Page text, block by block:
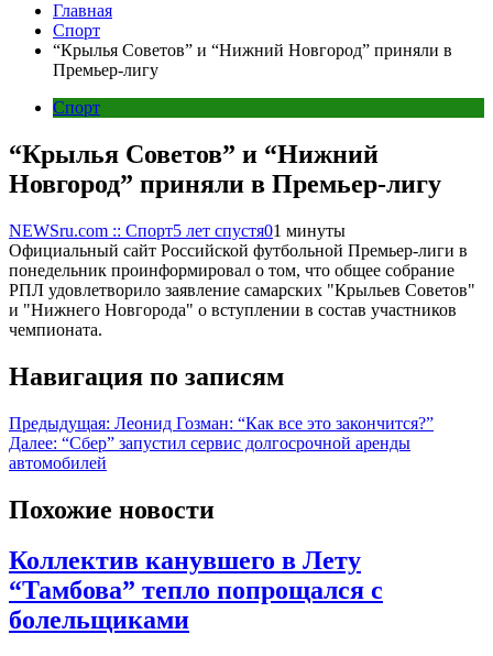
Главная
Спорт
“Крылья Советов” и “Нижний Новгород” приняли в
Премьер-лигу
Спорт
“Крылья Советов” и “Нижний
Новгород” приняли в Премьер-лигу
NEWSru.com :: Спорт5 лет спустя01 минуты
Официальный сайт Российской футбольной Премьер-лиги в
понедельник проинформировал о том, что общее собрание
РПЛ удовлетворило заявление самарских "Крыльев Советов"
и "Нижнего Новгорода" о вступлении в состав участников
чемпионата.
Навигация по записям
Предыдущая: Леонид Гозман: “Как все это закончится?”
Далее: “Сбер” запустил сервис долгосрочной аренды
автомобилей
Похожие новости
Коллектив канувшего в Лету
“Тамбова” тепло попрощался с
болельщиками